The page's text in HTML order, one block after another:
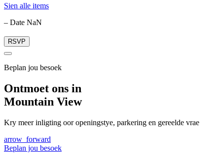
Sien alle items
– Date NaN
RSVP
Beplan jou besoek
Ontmoet ons in
Mountain View
Kry meer inligting oor openingstye, parkering en gereelde vrae
arrow_forward
Beplan jou besoek